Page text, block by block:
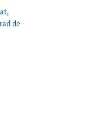
de